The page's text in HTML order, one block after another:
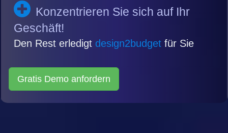
Konzentrieren Sie sich auf Ihr
Geschäft!
Den Rest erledigt design2budget für Sie
Gratis Demo anfordern